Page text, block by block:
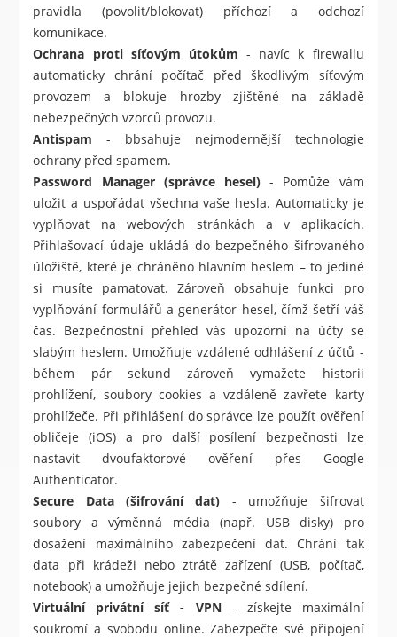
pravidla (povolit/blokovat) příchozí a odchozí
komunikace.
Ochrana proti síťovým útokům - navíc k firewallu
automaticky chrání počítač před škodlivým síťovým
provozem a blokuje hrozby zjištěné na základě
nebezpečných vzorců provozu.
Antispam - bbsahuje nejmodernější technologie
ochrany před spamem.
Password Manager (správce hesel) - Pomůže vám
uložit a uspořádat všechna vaše hesla. Automaticky je
vyplňovat na webových stránkách a v aplikacích.
Přihlašovací údaje ukládá do bezpečného šifrovaného
úložiště, které je chráněno hlavním heslem – to jediné
si musíte pamatovat. Zároveň obsahuje funkci pro
vyplňování formulářů a generátor hesel, čímž šetří váš
čas. Bezpečnostní přehled vás upozorní na účty se
slabým heslem. Umožňuje vzdálené odhlášení z účtů -
během pár sekund zároveň vymažete historii
prohlížení, soubory cookies a vzdáleně zavřete karty
prohlížeče. Při přihlášení do správce lze použít ověření
obličeje (iOS) a pro další posílení bezpečnosti lze
nastavit dvoufaktorové ověření přes Google
Authenticator.
Secure Data (šifrování dat) - umožňuje šifrovat
soubory a výměnná média (např. USB disky) pro
dosažení maximálního zabezpečení dat. Chrání tak
data při krádeži nebo ztrátě zařízení (USB, počítač,
notebook) a umožňuje jejich bezpečné sdílení.
Virtuální privátní síť - VPN- získejte maximální
soukromí a svobodu online. Zabezpečte své připojení